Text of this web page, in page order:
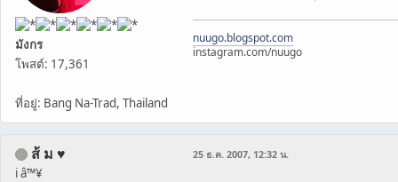
มังกร
โพสต์: 17,361
ที่อยู่: Bang Na-Trad, Thailand
nuugo.blogspot.com
instagram.com/nuugo
ส้ ม ♥
i â™¥
25 ธ.ค. 2007, 12:32 น.